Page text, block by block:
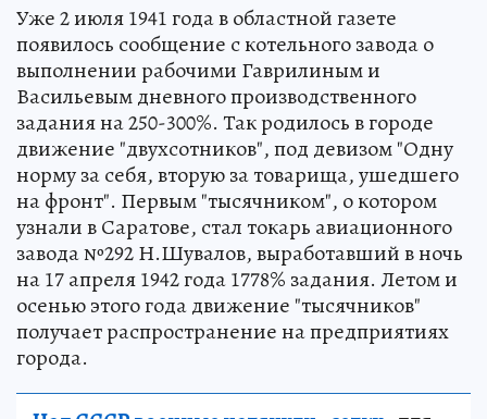
Уже 2 июля 1941 года в областной газете
появилось сообщение с котельного завода о
выполнении рабочими Гаврилиным и
Васильевым дневного производственного
задания на 250-300%. Так родилось в городе
движение "двухсотников", под девизом "Одну
норму за себя, вторую за товарища, ушедшего
на фронт". Первым "тысячником", о котором
узнали в Саратове, стал токарь авиационного
завода №292 Н.Шувалов, выработавший в ночь
на 17 апреля 1942 года 1778% задания. Летом и
осенью этого года движение "тысячников"
получает распространение на предприятиях
города.